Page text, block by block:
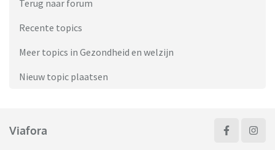
Terug naar forum
Recente topics
Meer topics in Gezondheid en welzijn
Nieuw topic plaatsen
Viafora